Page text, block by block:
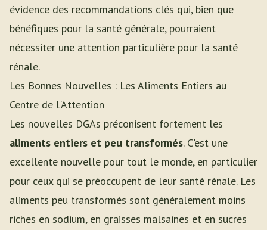
évidence des recommandations clés qui, bien que
bénéfiques pour la santé générale, pourraient
nécessiter une attention particulière pour la santé
rénale.
Les Bonnes Nouvelles : Les Aliments Entiers au
Centre de l'Attention
Les nouvelles DGAs préconisent fortement les
aliments entiers et peu transformés. C'est une
excellente nouvelle pour tout le monde, en particulier
pour ceux qui se préoccupent de leur santé rénale. Les
aliments peu transformés sont généralement moins
riches en sodium, en graisses malsaines et en sucres